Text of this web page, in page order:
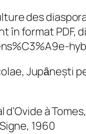
des
în format
Jupȃnești
à
1960